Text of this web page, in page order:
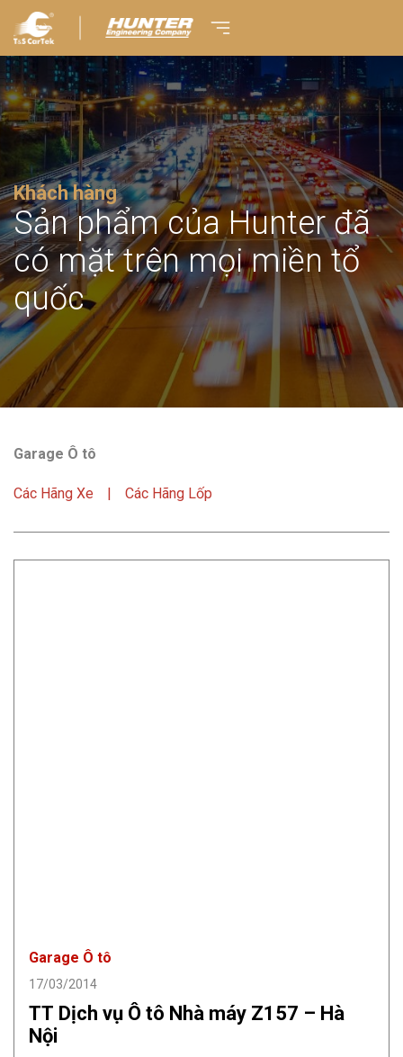
Khách hàng
Sản phẩm của Hunter đã
có mặt trên mọi miền tổ
quốc
Garage Ô tô
Các Hãng Xe Các Hãng Lốp
Garage Ô tô
17/03/2014
TT Dịch vụ Ô tô Nhà máy Z157 – Hà
Nội